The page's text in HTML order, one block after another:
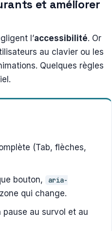
et améliorer
l’accessibilité. Or
au clavier ou les
Quelques règles
(Tab, flèches,
bouton,
aria-
qui change.
pause au survol et au